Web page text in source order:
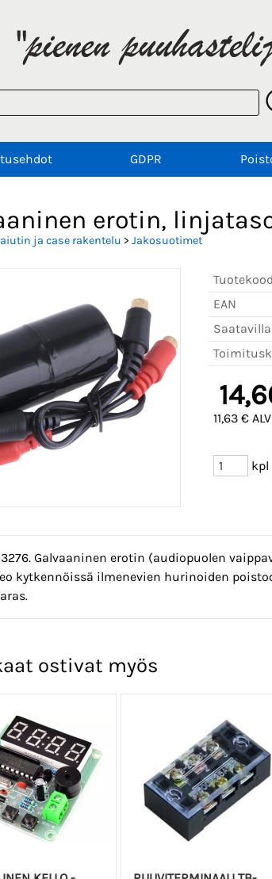
GDPR
erotin,
ja case rakentelu > Jakosuotimet
EAN
Saatavilla
11,63 €
kpl
Galvaaninen erotin (audiopuolen
kytkennöissä ilmenevien hurinoiden
ostivat myös